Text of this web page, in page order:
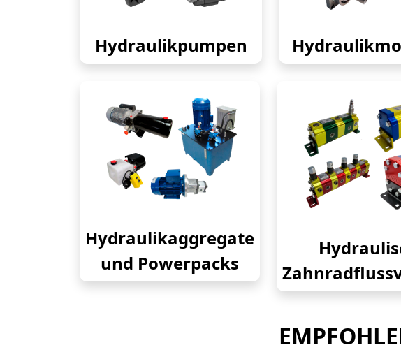
Hydraulikpumpen
Hydraulikaggregate
und Powerpacks